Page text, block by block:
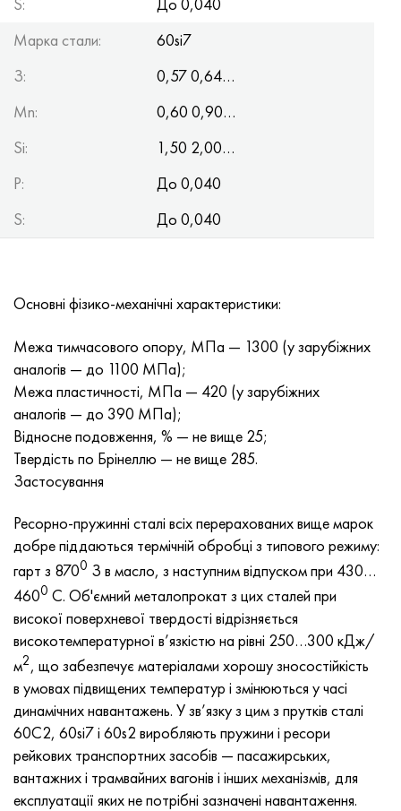
Марка стали:
60si7
З:
0,57 0,64…
Mn:
0,60 0,90…
Si:
1,50 2,00…
P:
До 0,040
S:
До 0,040
Основні фізико-механічні характеристики:
Межа тимчасового опору, МПа — 1300 (у зарубіжних
аналогів — до 1100 МПа);
Межа пластичності, МПа — 420 (у зарубіжних
аналогів — до 390 МПа);
Відносне подовження, % — не вище 25;
Твердість по Брінеллю — не вище 285.
Застосування
Ресорно-пружинні сталі всіх перерахованих вище марок
добре піддаються термічній обробці з типового режиму:
гарт з 8700 З в масло, з наступним відпуском при 430…
4600 С. Об'ємний металопрокат з цих сталей при
високої поверхневої твердості відрізняється
високотемпературної в’язкістю на рівні 250…300 кДж/
м2, що забезпечує матеріалами хорошу зносостійкість
в умовах підвищених температур і змінюються у часі
динамічних навантажень. У зв’язку з цим з прутків сталі
60С2, 60si7 і 60s2 виробляють пружини і ресори
рейкових транспортних засобів — пасажирських,
вантажних і трамвайних вагонів і інших механізмів, для
експлуатації яких не потрібні зазначені навантаження.
Нимоник 90
Нимоник 263
Хайнс 188
Haynes 230
Хастеллой b2
Хастеллой c22
Хастеллой C-276
Хастеллой C2000
Хастеллой x
Удимет 500
Удимет 720
Труба прецизійна
Лист, круг, дріт Н70МФВ
AM-350 - ams 5548
AM-355 - ams 5547
Greek Ascoloy 418
Труба корозійно-стійка
45Х14Н14В2М
50Х14МФ
90Х18МФ
95Х18
ас35г2, 36smnpb14, 1.0765
38х2н2ма, 34CrNiMo6, 40NiCrMo7
38ХС, 37hs
38ХА, 37Cr4, aisi 5135
38ХН3МФА, 35nicrmov12-5
40ХН, 36NiCr6, aisi 3135
40ХФА, 1.7223, aisi 4142
45Х, 45h, 1.7035
А40Г, 44smn28, 1.0762, 46s20